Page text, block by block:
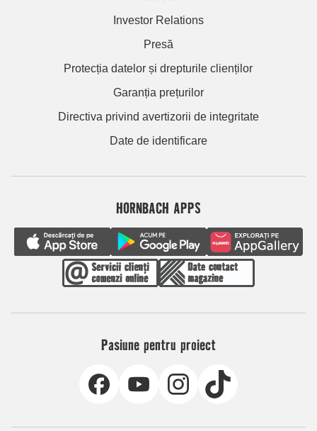
Investor Relations
Presă
Protecția datelor și drepturile clienților
Garanția prețurilor
Directiva privind avertizorii de integritate
Date de identificare
HORNBACH APPS
Pasiune pentru proiect